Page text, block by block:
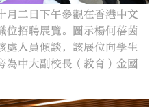
月二日下午參觀在香港中文
位招聘展覽。圖示楊何蓓茵
處人員傾談，該展位向學生
為中大副校長（教育）金國